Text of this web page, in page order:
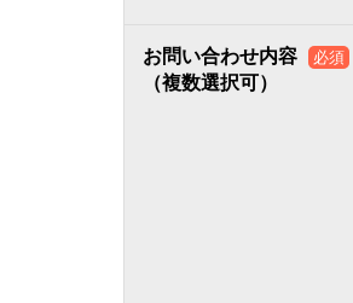
お問い合わせ内容 必須
（複数選択可）